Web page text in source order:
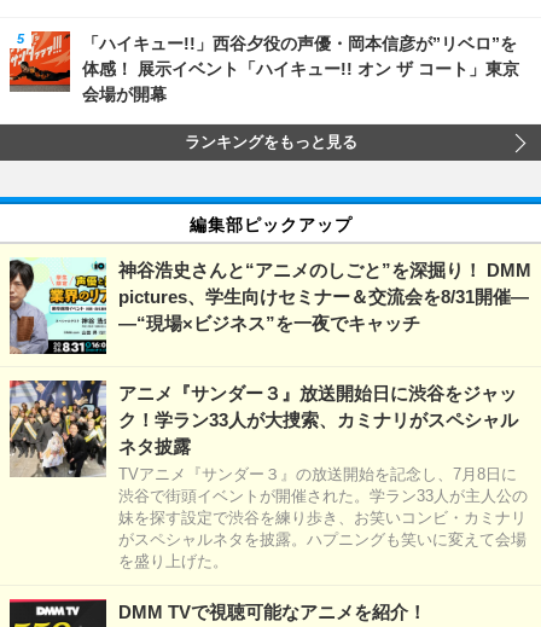
「ハイキュー!!」西谷夕役の声優・岡本信彦が”リベロ”を
体感！ 展示イベント「ハイキュー!! オン ザ コート」東京
会場が開幕
ランキングをもっと見る
編集部ピックアップ
神谷浩史さんと“アニメのしごと”を深掘り！ DMM
pictures、学生向けセミナー＆交流会を8/31開催―
―“現場×ビジネス”を一夜でキャッチ
アニメ『サンダー３』放送開始日に渋谷をジャッ
ク！学ラン33人が大捜索、カミナリがスペシャル
ネタ披露
TVアニメ『サンダー３』の放送開始を記念し、7月8日に
渋谷で街頭イベントが開催された。学ラン33人が主人公の
妹を探す設定で渋谷を練り歩き、お笑いコンビ・カミナリ
がスペシャルネタを披露。ハプニングも笑いに変えて会場
を盛り上げた。
DMM TVで視聴可能なアニメを紹介！